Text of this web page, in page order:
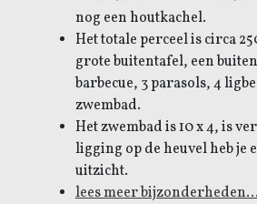
nog een houtkachel.
Het totale perceel is circa
grote buitentafel, een
barbecue, 3 parasols, 4
zwembad.
Het zwembad is 10 x 4, is
ligging op de heuvel heb je
uitzicht.
lees meer